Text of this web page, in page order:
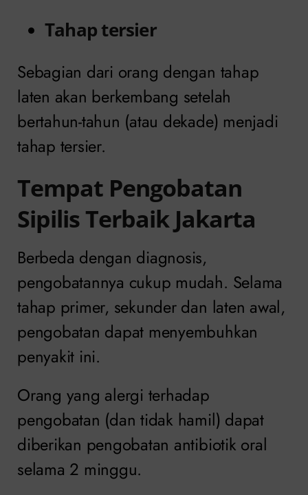
Tahap tersier
Sebagian dari orang dengan tahap
laten akan berkembang setelah
bertahun-tahun (atau dekade) menjadi
tahap tersier.
Tempat Pengobatan
Sipilis Terbaik Jakarta
Berbeda dengan diagnosis,
pengobatannya cukup mudah. Selama
tahap primer, sekunder dan laten awal,
pengobatan dapat menyembuhkan
penyakit ini.
Orang yang alergi terhadap
pengobatan (dan tidak hamil) dapat
diberikan pengobatan antibiotik oral
selama 2 minggu.